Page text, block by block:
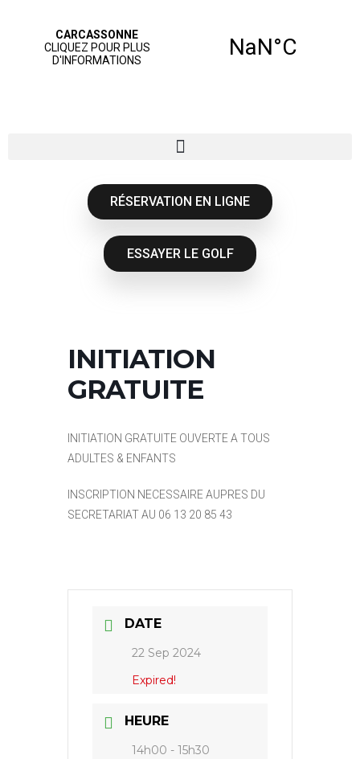
RÉSERVATION EN LIGNE
ESSAYER LE GOLF
INITIATION
GRATUITE
INITIATION GRATUITE OUVERTE A TOUS
ADULTES & ENFANTS
INSCRIPTION NECESSAIRE AUPRES DU
SECRETARIAT AU 06 13 20 85 43
DATE
22 Sep 2024
Expired!
HEURE
14h00 - 15h30